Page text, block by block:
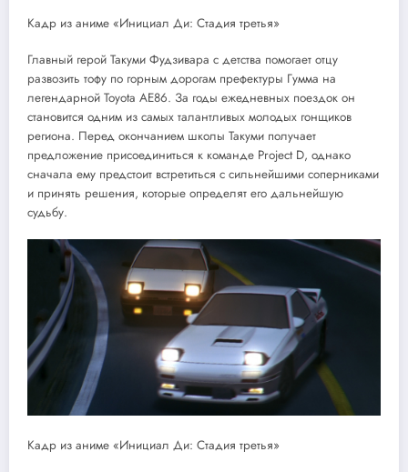
Кадр из аниме «Инициал Ди: Стадия третья»
Главный герой Такуми Фудзивара с детства помогает отцу
развозить тофу по горным дорогам префектуры Гумма на
легендарной Toyota AE86. За годы ежедневных поездок он
становится одним из самых талантливых молодых гонщиков
региона. Перед окончанием школы Такуми получает
предложение присоединиться к команде Project D, однако
сначала ему предстоит встретиться с сильнейшими соперниками
и принять решения, которые определят его дальнейшую
судьбу.
Кадр из аниме «Инициал Ди: Стадия третья»